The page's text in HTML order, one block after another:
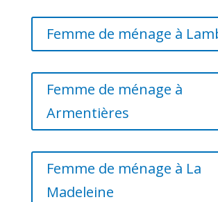
Femme de ménage à
Femme de ménage à
Armentières
Femme de ménage à La
Madeleine